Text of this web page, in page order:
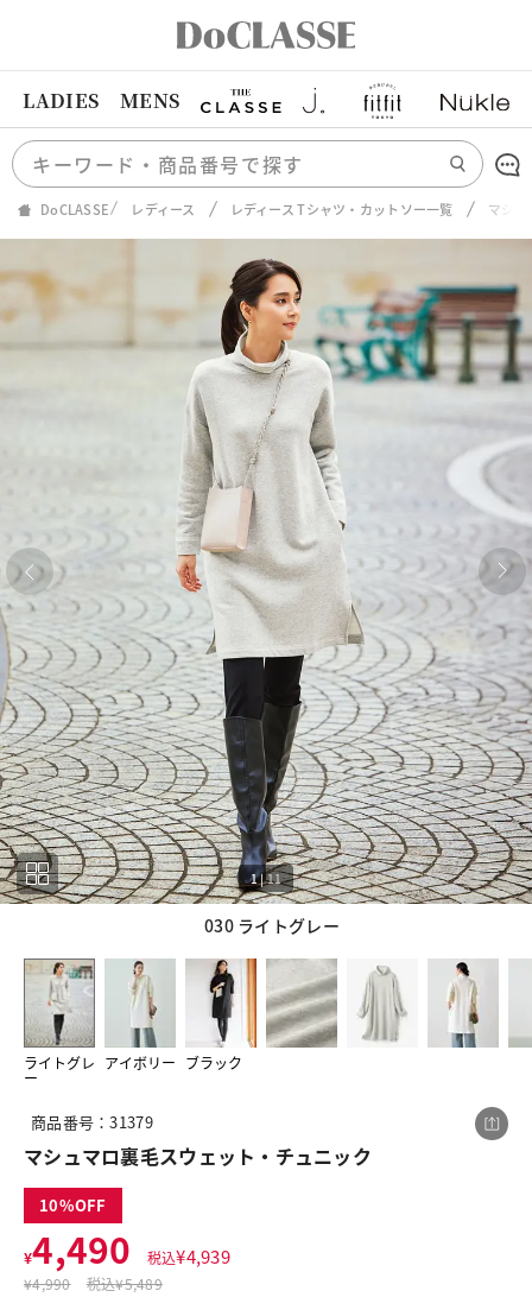
LADIES MENS
DoCLASSE レディース レディース Tシャツ・カットソー一覧 マシ
030 ライトグレー
1|11
ライトグレ
ー
アイボリー ブラック
1 11
商品番号：31379
マシュマロ裏毛スウェット・チュニック
10
¥4,490 税込¥4,939
¥4,990 税込¥5,489
この商品をシェアする
¥4,490
税込¥4,939